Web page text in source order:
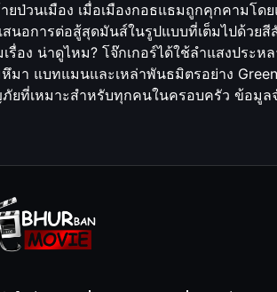
ป่วนเมือง เมื่อเมืองกอธแธมถูกคุกคามโด
นอการต่อสู้สุดมันส์ในรูปแบบที่เต็มไปด้วย
ง น่าดูไหม? โจ๊กเกอร์ได้ใช้ลำแสงประหล
า แบทแมนและเหล่าพันธมิตรอย่าง
ที่เหมาะสำหรับทุกคนในครอบครัว ข้อมูล